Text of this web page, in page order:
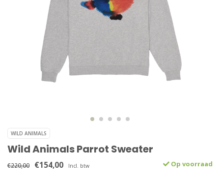
WILD ANIMALS
Wild Animals Parrot Sweater
€220,00 €154,00 Incl. btw Op voorraad